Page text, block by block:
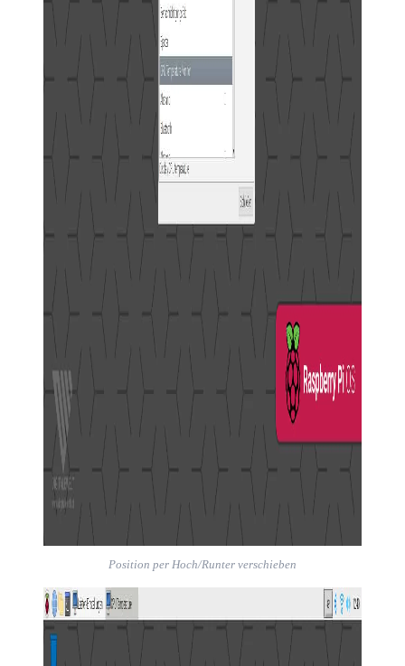
Position per Hoch/Runter verschieben